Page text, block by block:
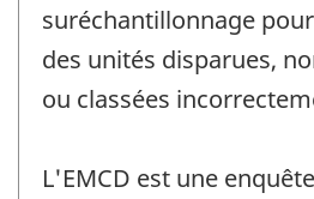
suréchantillonnage
des unités disparues,
ou classées
L'EMCD est une